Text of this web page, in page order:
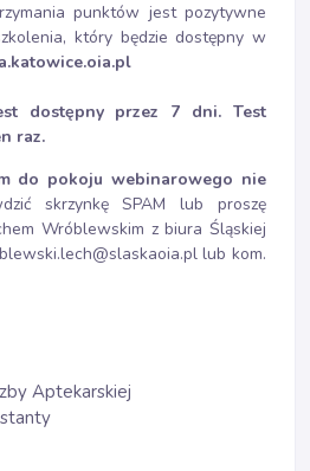
punktów jest pozytywne
który będzie dostępny w
dostępny przez 7 dni. Test
raz.
do pokoju webinarowego nie
skrzynkę SPAM lub proszę
Wróblewskim z biura Śląskiej
lub kom.
Aptekarskiej